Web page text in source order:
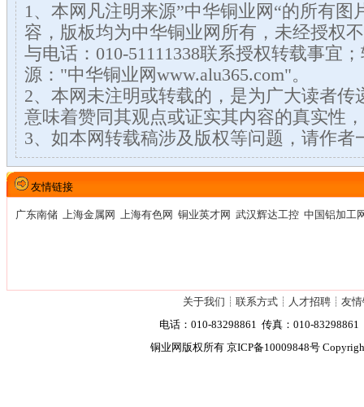
1、本网凡注明来源”中华铜业网“的所有图
容，版板均为中华铜业网所有，未经授权
与电话：010-51111338联系授权转载事宜
源："中华铜业网www.alu365.com"。
2、本网未注明或转载的，是为广大读者传
意味着赞同其观点或证实其内容的真实性
3、如本网转载稿涉及版权等问题，请作者